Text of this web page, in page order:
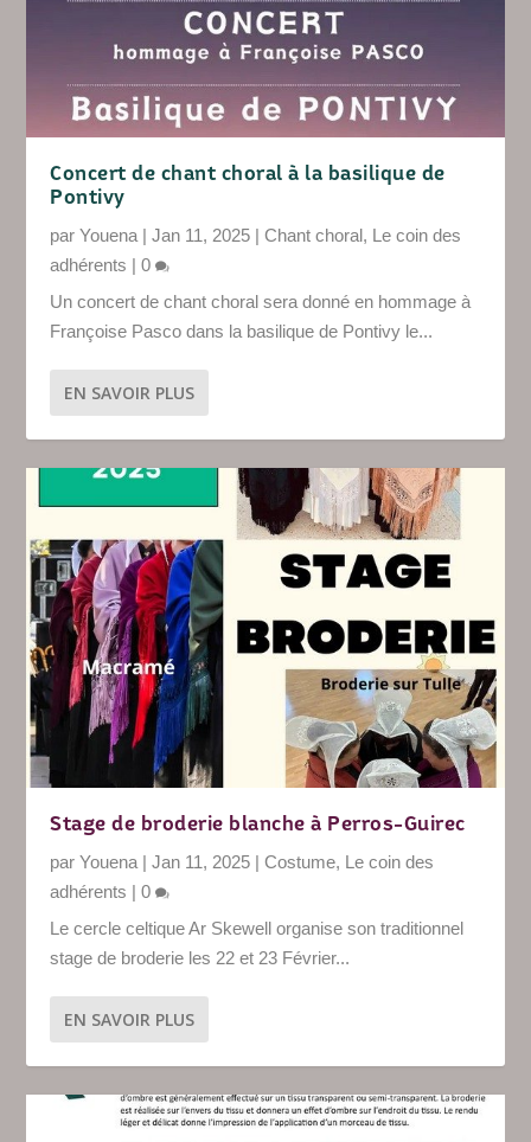
Concert de chant choral à la basilique de
Pontivy
parYouena |Jan 11, 2025 |Chant choral, Le coin des
adhérents |0
Un concert de chant choral sera donné en hommage à
Françoise Pasco dans la basilique de Pontivy le...
EN SAVOIR PLUS
Stage de broderie blanche à Perros-Guirec
parYouena|Jan 11, 2025 |Costume, Le coin des
adhérents |0
Le cercle celtique Ar Skewell organise son traditionnel
stage de broderie les 22 et 23 Février...
EN SAVOIR PLUS